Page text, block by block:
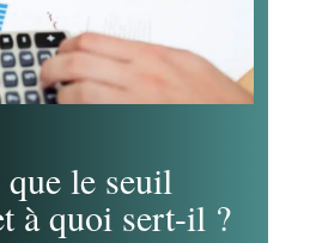
que le seuil
à quoi sert-il ?